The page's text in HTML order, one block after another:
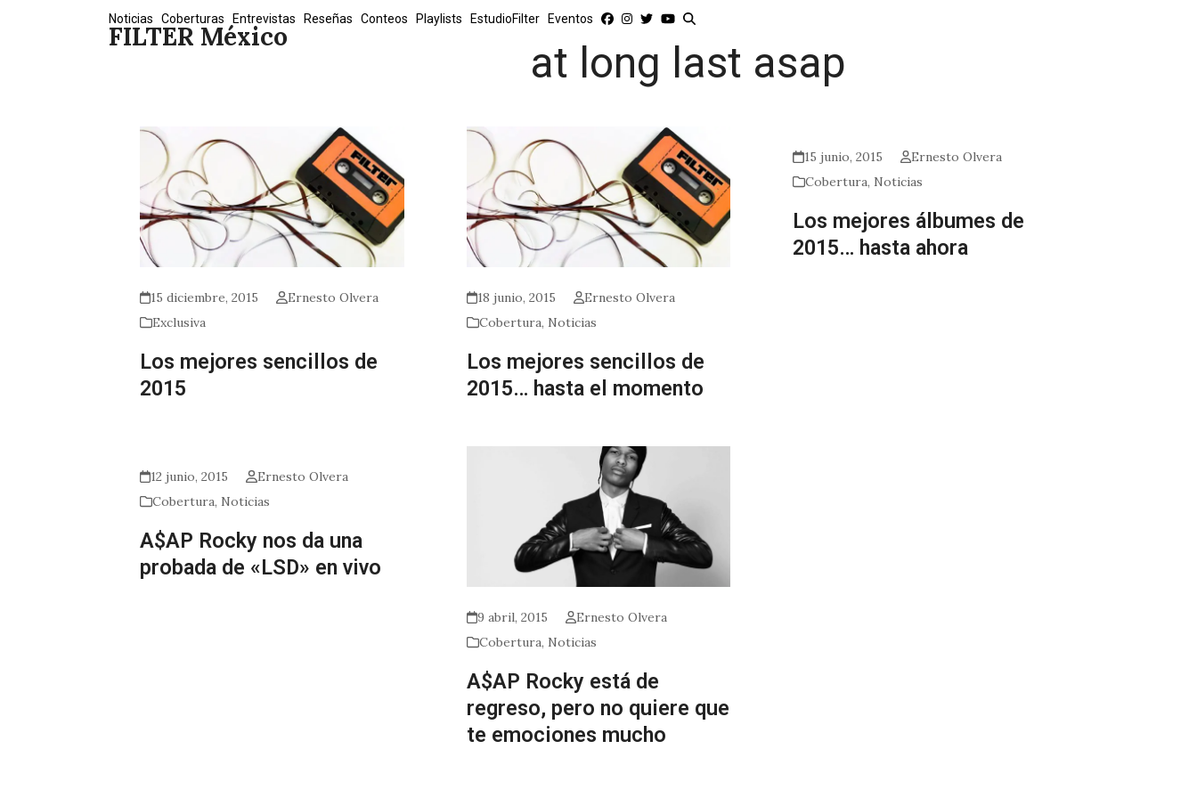
FILTER México
Noticias Coberturas Entrevistas Reseñas Conteos Playlists EstudioFilter Eventos
at long last asap
15 diciembre, 2015
Ernesto Olvera
Exclusiva
Los mejores sencillos de
2015
18 junio, 2015
Ernesto Olvera
Cobertura, Noticias
Los mejores sencillos de
2015… hasta el momento
15 junio, 2015
Ernesto Olvera
Cobertura, Noticias
Los mejores álbumes de
2015… hasta ahora
12 junio, 2015
Ernesto Olvera
Cobertura, Noticias
A$AP Rocky nos da una
probada de «LSD» en vivo
9 abril, 2015
Ernesto Olvera
Cobertura, Noticias
A$AP Rocky está de
regreso, pero no quiere que
te emociones mucho